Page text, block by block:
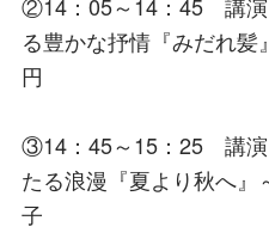
る豊かな抒情『みだれ
円
③14：45～15：25 講演
たる浪漫『夏より秋へ
子